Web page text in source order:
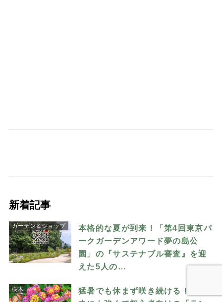
新着記事
ガーデン＆ショップ
本格的な夏が到来！「第4回東京パ
ークガーデンアワード夢の島公
園」の『サステナブル審査』を迎
えた5人の…
樹木
猛暑でも休まず咲き続ける！ 病害